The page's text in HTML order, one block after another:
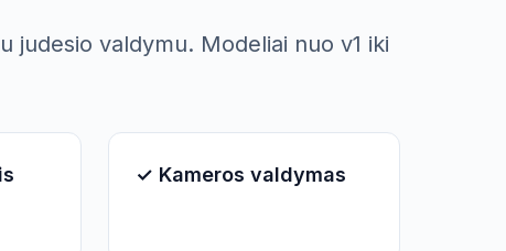
judesio valdymu. Modeliai nuo v1 iki
✓ Kameros valdymas